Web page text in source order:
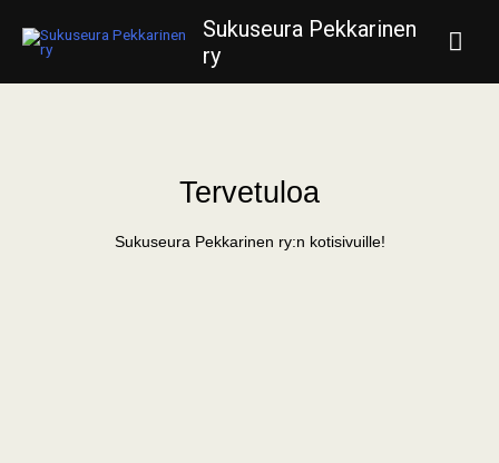
sisältöön
Sukuseura Pekkarinen
ry
Tervetuloa
Sukuseura Pekkarinen ry:n kotisivuille!